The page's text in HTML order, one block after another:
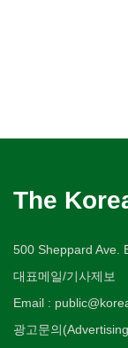
The
500 Sheppard Ave.
대표메일/기사제보
Email :
광고문의